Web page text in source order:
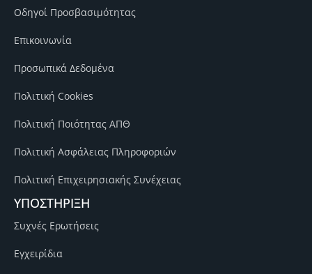
Οδηγοί Προσβασιμότητας
Επικοινωνία
Προσωπικά Δεδομένα
Πολιτική Cookies
Πολιτική Ποιότητας ΑΠΘ
Πολιτική Ασφάλειας Πληροφοριών
Πολιτική Επιχειρησιακής Συνέχειας
ΥΠΟΣΤΗΡΙΞΗ
Συχνές Ερωτήσεις
Εγχειρίδια